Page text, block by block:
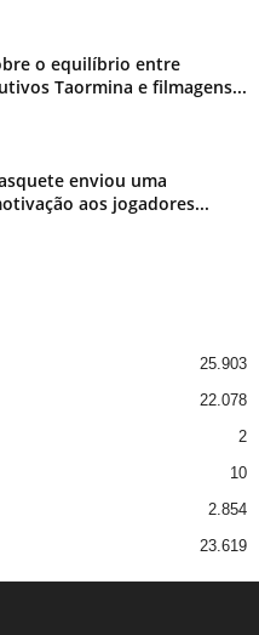
o equilíbrio entre
Taormina e filmagens...
enviou uma
aos jogadores...
25.903
22.078
2
10
2.854
23.619